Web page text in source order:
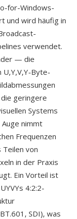
for-Windows-
und wird häufig in
verwendet.
— die
U,Y,V,Y-Byte-
geringere
Systems
nimmt
Frequenzen
Teilen von
in der Praxis
Ein Vorteil ist
4:2:2-
SDI), was